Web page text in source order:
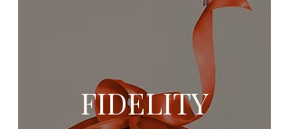
FIDELITY